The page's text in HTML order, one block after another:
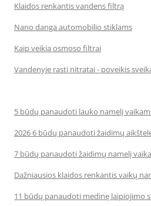
Klaidos renkantis vandens filtrą
Nano danga automobilio stiklams
Kaip veikia osmoso filtrai
Vandenyje rasti nitratai - poveikis
5 būdų panaudoti lauko namelį
2026 6 būdų panaudoti žaidimų
7 būdų panaudoti žaidimų namelį
Dažniausios klaidos renkantis vaikų
11 būdų panaudoti medinę laipiojimo